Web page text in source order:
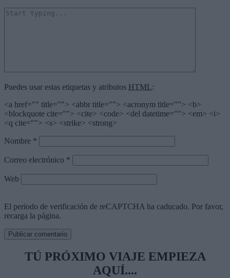
Puedes usar estas etiquetas y atributos HTML:
<a href="" title=""> <abbr title=""> <acronym title=""> <b>
<blockquote cite=""> <cite> <code> <del datetime=""> <em> <i>
<q cite=""> <s> <strike> <strong>
Nombre *
Correo electrónico *
Web
El periodo de verificación de reCAPTCHA ha caducado. Por favor,
recarga la página.
TÚ PRÓXIMO VIAJE EMPIEZA
AQUÍ....